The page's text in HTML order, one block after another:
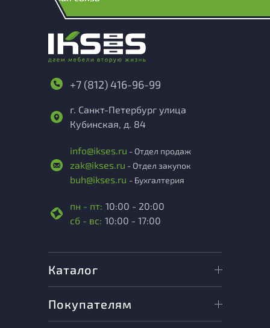
+7 (812) 416-96-99
г. Санкт-Петербург улица
Кубинская, д. 84
info@ikses.ru - Отдел продаж
zak@ikses.ru - Отдел закупок
buh@ikses.ru - Бухгалтерия
пн - пт: 10:00 - 20:00
сб - вс: 10:00 - 17:00
Каталог
Покупателям